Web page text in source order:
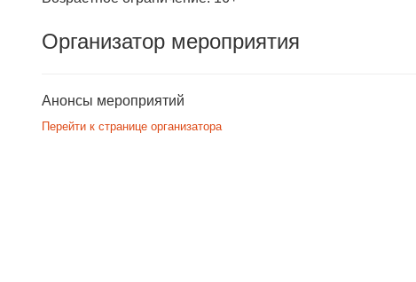
Организатор мероприятия
Анонсы мероприятий
Перейти к странице организатора